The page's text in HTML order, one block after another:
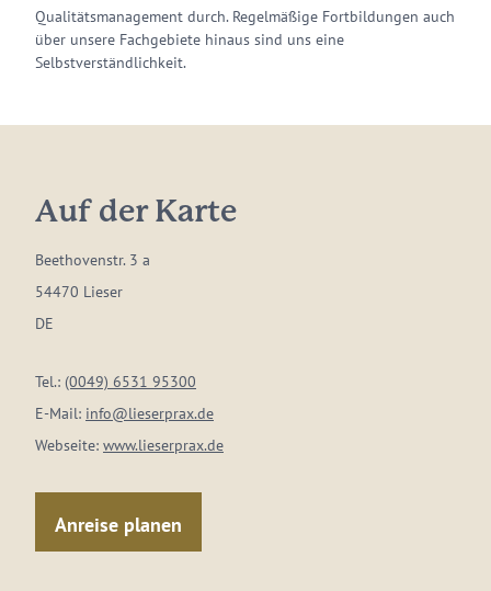
Qualitätsmanagement durch. Regelmäßige Fortbildungen auch
über unsere Fachgebiete hinaus sind uns eine
Selbstverständlichkeit.
Auf der Karte
Beethovenstr. 3 a
54470 Lieser
DE
Tel.: (0049) 6531 95300
E-Mail: info@lieserprax.de
Webseite: www.lieserprax.de
Anreise planen